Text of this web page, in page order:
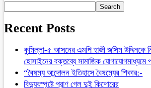
Search
Recent Posts
কুমিল্লা-৫ আসনের এমপি হাজী জসিম উদ্দিনকে
হোসাইনের বক্তব্যে সামাজিক যোগাযোগমাধ্যমে
“বৈষম্য আন্দোলন ইতিহাসে বৈষম্যের শিকার:-
বিদ্যুৎস্পৃষ্টে প্রাণ গেল দুই কিশোরের